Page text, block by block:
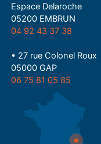
Espace Delaroche
05200 EMBRUN
04 92 43 37 38
• 27 rue Colonel Roux
05000 GAP
06 75 81 05 85